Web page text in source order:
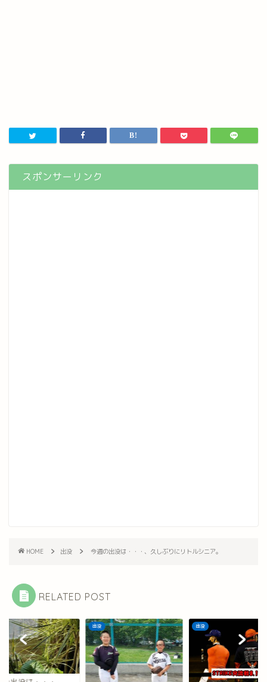
スポンサーリンク
HOME 出没 今週の出没は・・・、久しぶりにリトルシニア。
RELATED POST
出没 出没